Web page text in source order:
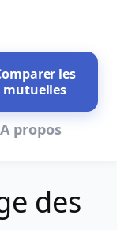
A propos
les
mutuelles
des